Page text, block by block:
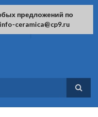
Химия
предложений по
ceramica@cp9.ru